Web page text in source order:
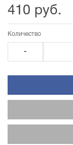
410 руб.
Количество
-